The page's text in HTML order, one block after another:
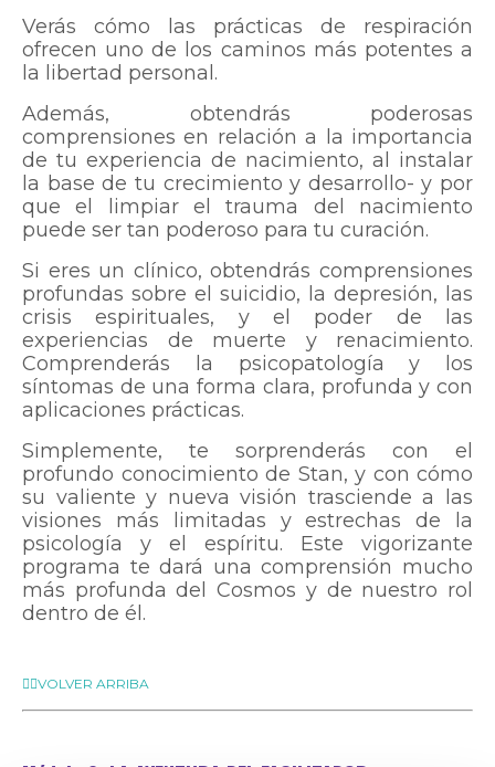
Verás cómo las prácticas de respiración
ofrecen uno de los caminos más potentes a
la libertad personal.
Además, obtendrás poderosas
comprensiones en relación a la importancia
de tu experiencia de nacimiento, al instalar
la base de tu crecimiento y desarrollo- y por
que el limpiar el trauma del nacimiento
puede ser tan poderoso para tu curación.
Si eres un clínico, obtendrás comprensiones
profundas sobre el suicidio, la depresión, las
crisis espirituales, y el poder de las
experiencias de muerte y renacimiento.
Comprenderás la psicopatología y los
síntomas de una forma clara, profunda y con
aplicaciones prácticas.
Simplemente, te sorprenderás con el
profundo conocimiento de Stan, y con cómo
su valiente y nueva visión trasciende a las
visiones más limitadas y estrechas de la
psicología y el espíritu. Este vigorizante
programa te dará una comprensión mucho
más profunda del Cosmos y de nuestro rol
dentro de él.
☝🏼VOLVER ARRIBA